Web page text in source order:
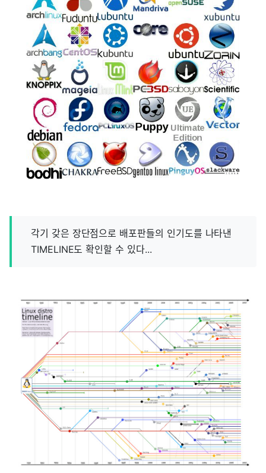
각기 갖은 장단점으로 배포판들의 인기도를 나타낸
TIMELINE도 확인할 수 있다...